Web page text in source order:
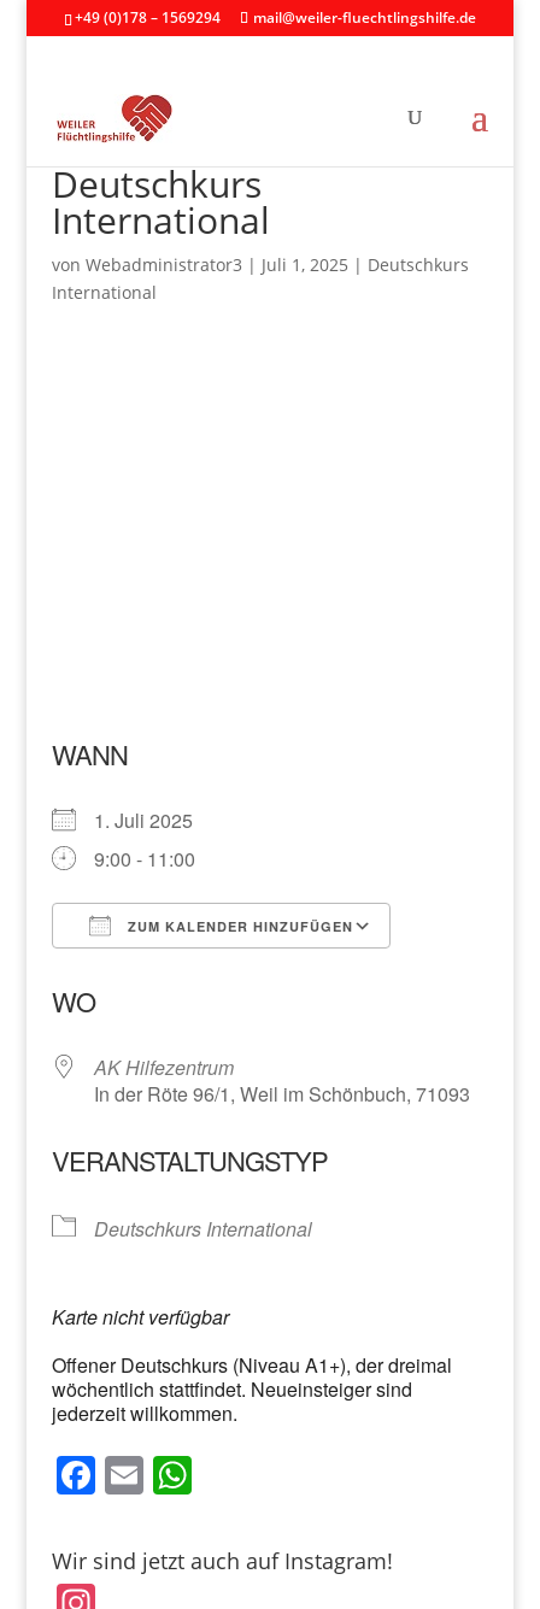
+49 (0)178 – 1569294 mail@weiler-fluechtlingshilfe.de
Deutschkurs
International
von Webadministrator3 | Juli 1, 2025 | Deutschkurs
International
WANN
1. Juli 2025
9:00 - 11:00
ZUM KALENDER HINZUFÜGEN
WO
AK Hilfezentrum
In der Röte 96/1, Weil im Schönbuch, 71093
VERANSTALTUNGSTYP
Deutschkurs International
Karte nicht verfügbar
Offener Deutschkurs (Niveau A1+), der dreimal
wöchentlich stattfindet. Neueinsteiger sind
jederzeit willkommen.
F
c
e
E
ai
l
W
at
Wir sind jetzt auch auf Instagram!